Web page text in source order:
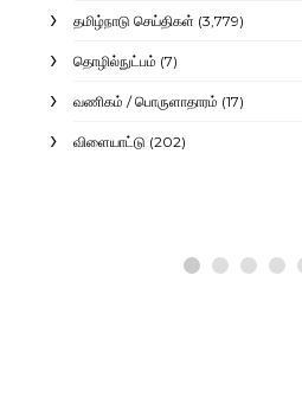
தமிழ்நாடு செய்திகள் (3,779)
தொழில்நுட்பம் (7)
வணிகம் / பொருளாதாரம் (17)
விளையாட்டு (202)
தவெக அரசின் முதல்
பட்ஜெட்டில் விடுபட்ட
முக்கிய வாக்குறுதிகள்:
நிதி நெருக்கடி குறித்து
அமைச்சர் விளக்கம்!